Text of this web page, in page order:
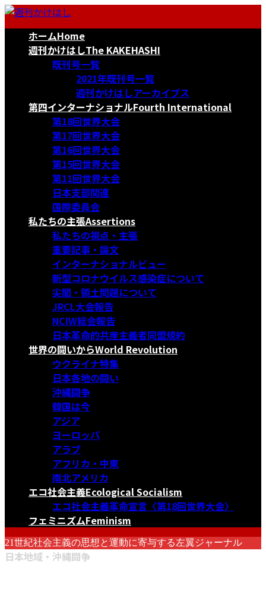
コ
ナ
ホームHome
週刊かけはしThe KAKEHASHI
既刊号一覧
2021年既刊号一覧
週刊かけはしアーカイブス
第四インターナショナルFourth International
第18回世界大会
第17回世界大会
第16回世界大会
第15回世界大会
第11回世界大会
日本支部関連
国際委員会
私たちの主張Assertions
私たちの視点・主張
重要記事・論文
インターナショナルビュー
新型コロナウイルス感染症について
尖閣・領土問題について
JRCL大会報告
NCIW総会報告
日本革命的共産主義者同盟規約
世界の闘いからWorld Revolution
ウクライナ特集
日本各地の闘い
沖縄闘争
韓国は今
アジア
ヨーロッパ
アラブ
アフリカ・中東
南北アメリカ
エコ社会主義Ecological Socialism
エコ社会主義革命宣言〈第18回世界大会〉
フェミニズムFeminism
21世紀社会主義の思想と運動に寄与する左翼ジャーナル
日本地域・沖縄闘争